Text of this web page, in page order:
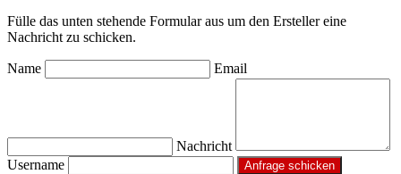
Fülle das unten stehende Formular aus um den Ersteller eine
Nachricht zu schicken.
Name Email
Nachricht
Username